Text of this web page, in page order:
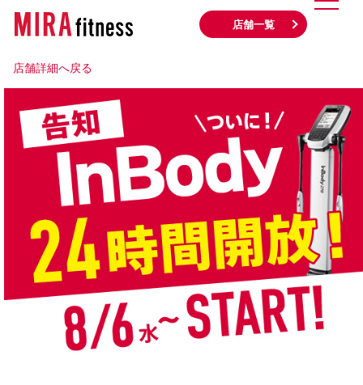
店舗一覧
店舗詳細へ戻る